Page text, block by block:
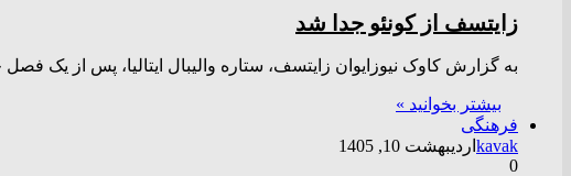
زایتسف از کونئو جدا شد
به گزارش کاوک نیوزایوان زایتسف، ستاره والیبال ایتالیا، پس از یک
بیشتر بخوانید »
فرهنگی
kavak اردیبهشت 10, 1405
0